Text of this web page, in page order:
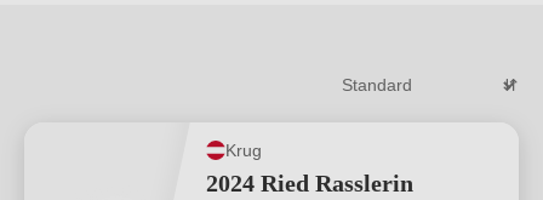
Krug
2024 Ried Rasslerin